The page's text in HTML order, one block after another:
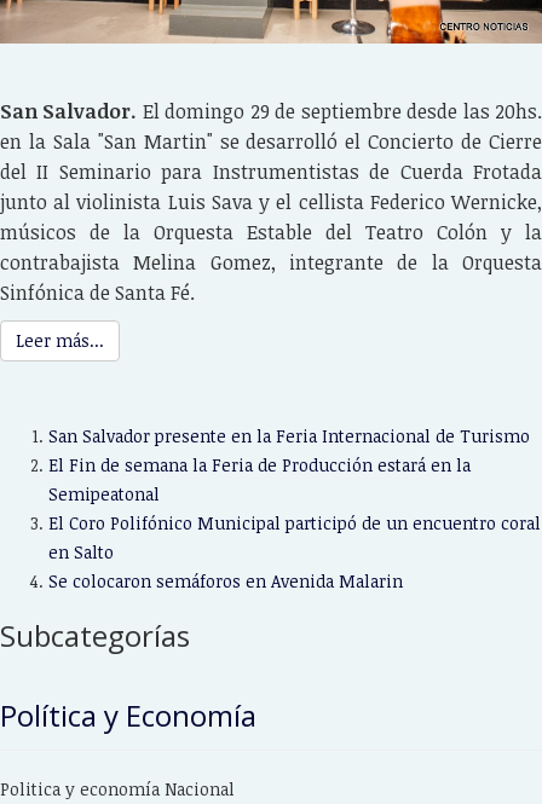
San Salvador. El domingo 29 de septiembre desde las 20hs.
en la Sala "San Martin" se desarrolló el Concierto de Cierre
del II Seminario para Instrumentistas de Cuerda Frotada
junto al violinista Luis Sava y el cellista Federico Wernicke,
músicos de la Orquesta Estable del Teatro Colón y la
contrabajista Melina Gomez, integrante de la Orquesta
Sinfónica de Santa Fé.
Leer más...
San Salvador presente en la Feria Internacional de Turismo
El Fin de semana la Feria de Producción estará en la
Semipeatonal
El Coro Polifónico Municipal participó de un encuentro coral
en Salto
Se colocaron semáforos en Avenida Malarin
Subcategorías
Política y Economía
Politica y economía Nacional